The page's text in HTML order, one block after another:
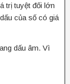
trị tuyệt đối lớn
của số có giá
dấu âm. Vì